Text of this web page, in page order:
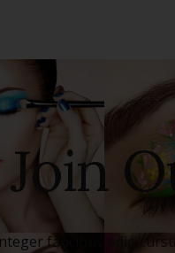
Join
faucibus odio